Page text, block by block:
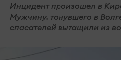
Инцидент произошел в
Мужчину, тонувшего в
спасателей вытащили из